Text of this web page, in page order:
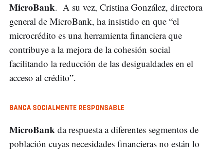
MicroBank. A su vez, Cristina González, directora
general de MicroBank, ha insistido en que “el
microcrédito es una herramienta financiera que
contribuye a la mejora de la cohesión social
facilitando la reducción de las desigualdades en el
acceso al crédito”.
BANCA SOCIALMENTE RESPONSABLE
MicroBank da respuesta a diferentes segmentos de
población cuyas necesidades financieras no están lo